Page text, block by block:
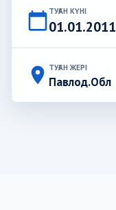
calendar_today ТУҒАН КҮНІ
01.01.2011
place ТУҒАН ЖЕРІ
Павлод.Обл